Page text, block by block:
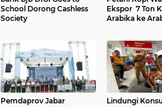
School Dorong Cashless
Society
Ekspor 7 Ton
Arabika ke
Pemdaprov Jabar
Lindungi